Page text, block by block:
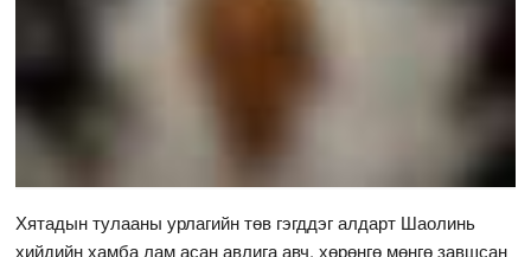
Хятадын тулааны урлагийн төв гэгддэг алдарт Шаолинь
хийдийн хамба лам асан авлига авч, хөрөнгө мөнгө завшсан